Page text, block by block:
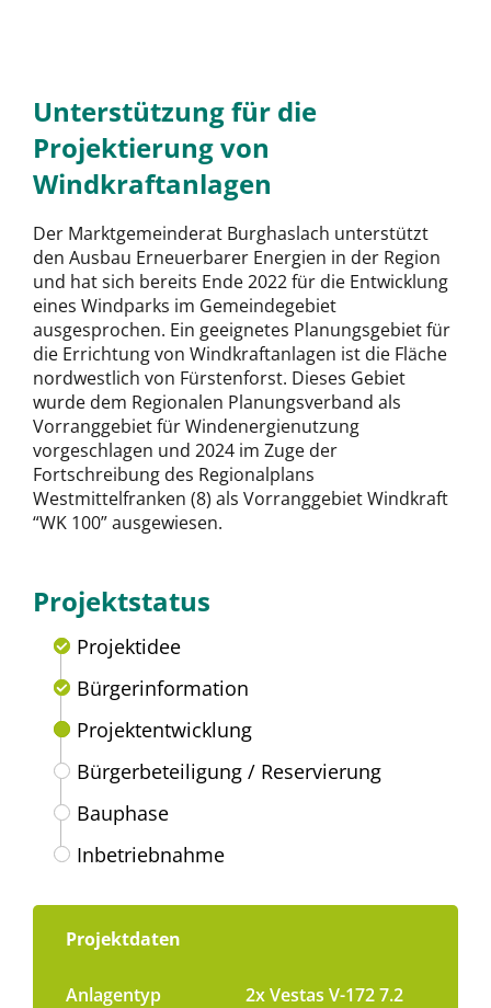
Unterstützung für die
Projektierung von
Windkraftanlagen
Der Marktgemeinderat Burghaslach unterstützt
den Ausbau Erneuerbarer Energien in der Region
und hat sich bereits Ende 2022 für die Entwicklung
eines Windparks im Gemeindegebiet
ausgesprochen. Ein geeignetes Planungsgebiet für
die Errichtung von Windkraftanlagen ist die Fläche
nordwestlich von Fürstenforst. Dieses Gebiet
wurde dem Regionalen Planungsverband als
Vorranggebiet für Windenergienutzung
vorgeschlagen und 2024 im Zuge der
Fortschreibung des Regionalplans
Westmittelfranken (8) als Vorranggebiet Windkraft
“WK 100” ausgewiesen.
Projektstatus
Projektidee
Bürgerinformation
Projektentwicklung
Bürgerbeteiligung / Reservierung
Bauphase
Inbetriebnahme
Projektdaten
Anlagentyp
2x Vestas V-172 7.2